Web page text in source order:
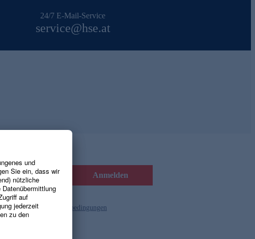
24/7 E-Mail-Service
service@hse.at
Anmelden
und die Gutscheinbedingungen